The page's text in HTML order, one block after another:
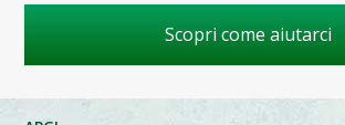
Scopri come aiutarci